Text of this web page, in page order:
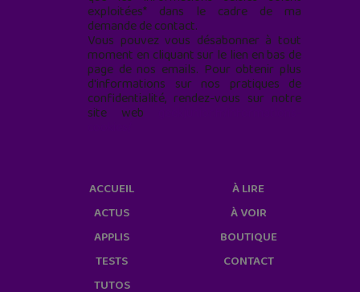
exploitées* dans le cadre de ma
demande de contact.
Vous pouvez vous désabonner à tout
moment en cliquant sur le lien en bas de
page de nos emails. Pour obtenir plus
d'informations sur nos pratiques de
confidentialité, rendez-vous sur notre
site web
ACCUEIL
ACTUS
APPLIS
TESTS
TUTOS
À LIRE
À VOIR
BOUTIQUE
CONTACT